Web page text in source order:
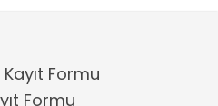
Formu
Formu